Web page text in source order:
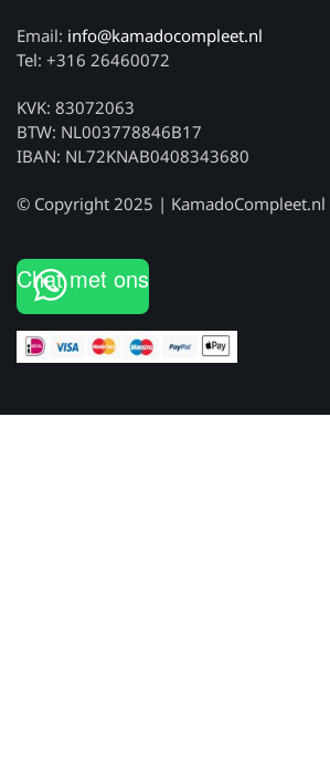
Email: info@kamadocompleet.nl
Tel: +316 26460072
KVK: 83072063
BTW: NL003778846B17
IBAN: NL72KNAB0408343680
© Copyright 2025 | KamadoCompleet.nl
Chat met ons